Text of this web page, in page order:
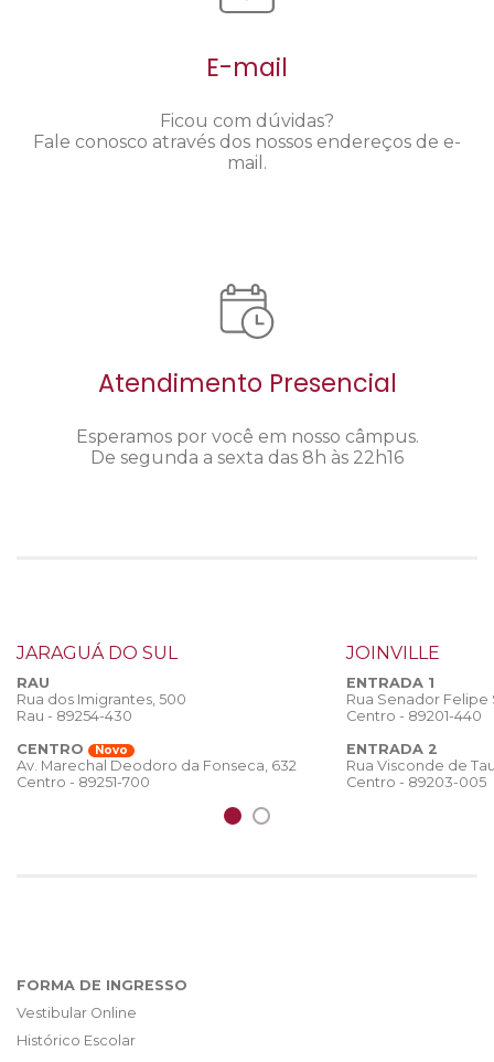
E-mail
Ficou com dúvidas?
Fale conosco através dos nossos endereços de e-
mail.
Atendimento Presencial
Esperamos por você em nosso câmpus.
De segunda a sexta das 8h às 22h16
JARAGUÁ DO SUL
RAU
Rua dos Imigrantes, 500
Rau - 89254-430
CENTRO
Novo
Av. Marechal Deodoro da Fonseca, 632
Centro - 89251-700
JOINVILLE
ENTRADA 1
Rua Senador
Centro - 89201-440
ENTRADA 2
Rua Visconde de
Centro - 89203-005
FORMA DE INGRESSO
Vestibular Online
Histórico Escolar